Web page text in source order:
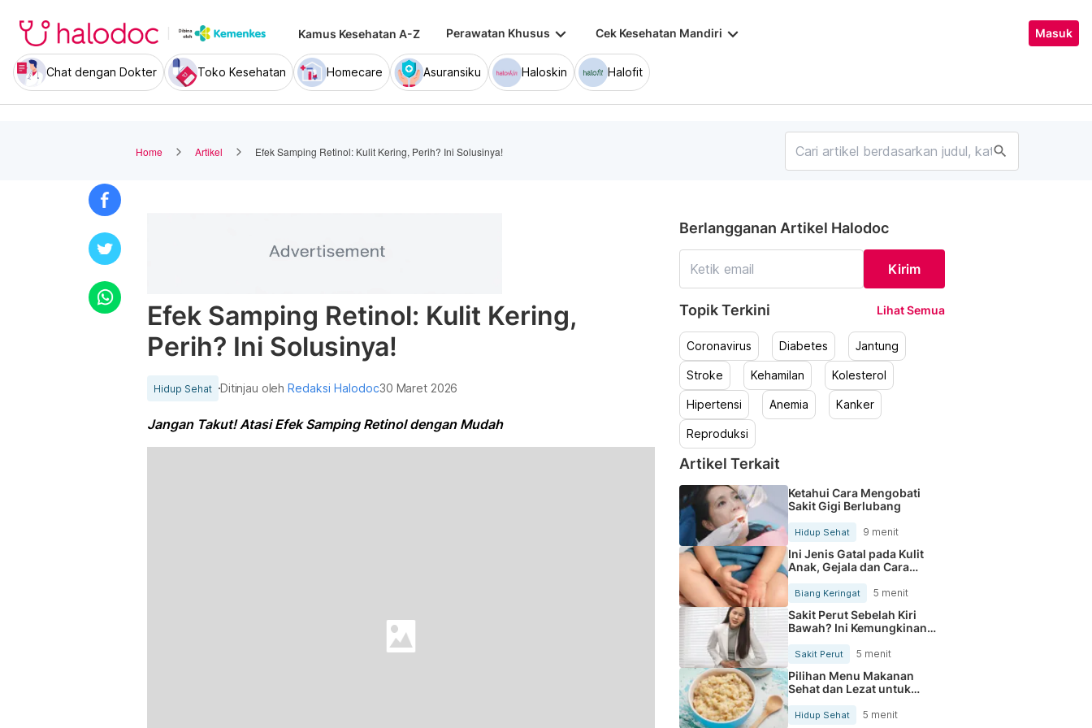
Kamus Kesehatan A-Z Perawatan Khusus keyboard_arrow_down Cek Kesehatan Mandiri keyboard_arrow_down Masuk
Chat dengan Dokter Toko Kesehatan Homecare Asuransiku Haloskin Halofit
Home Artikel Efek Samping Retinol: Kulit Kering, Perih? Ini Solusinya! search
Efek Samping Retinol: Kulit Kering,
Perih? Ini Solusinya!
Hidup Sehat Ditinjau olehRedaksi Halodoc30 Maret 2026
Jangan Takut! Atasi Efek Samping Retinol dengan Mudah
Berlangganan Artikel Halodoc
Kirim
Topik Terkini Lihat Semua
Coronavirus Diabetes Jantung
Stroke Kehamilan Kolesterol
Hipertensi Anemia Kanker
Reproduksi
Artikel Terkait
Ketahui Cara Mengobati
Sakit Gigi Berlubang
Hidup Sehat 9 menit
Ini Jenis Gatal pada Kulit
Anak, Gejala dan Cara
Mengobatinya
Biang Keringat 5 menit
Sakit Perut Sebelah Kiri
Bawah? Ini Kemungkinan
Sakit Perut 5 menit
Pilihan Menu Makanan
Sehat dan Lezat untuk
Mengurangi Kolesterol
Hidup Sehat 5 menit